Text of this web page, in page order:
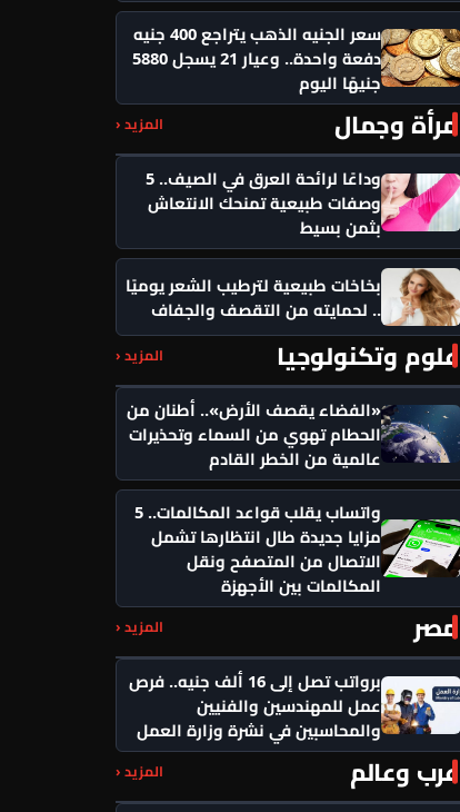
سعر الجنيه الذهب يتراجع 400 جنيه
دفعة واحدة.. وعيار 21 يسجل 5880
جنيهًا اليوم
مرأة وجمال المزيد ‹
وداعًا لرائحة العرق في الصيف.. 5
وصفات طبيعية تمنحك الانتعاش
بثمن بسيط
بخاخات طبيعية لترطيب الشعر يوميًا
.. لحمايته من التقصف والجفاف
علوم وتكنولوجيا المزيد ‹
«الفضاء يقصف الأرض».. أطنان من
الحطام تهوي من السماء وتحذيرات
عالمية من الخطر القادم
واتساب يقلب قواعد المكالمات.. 5
مزايا جديدة طال انتظارها تشمل
الاتصال من المتصفح ونقل
المكالمات بين الأجهزة
مصر المزيد ‹
برواتب تصل إلى 16 ألف جنيه.. فرص
عمل للمهندسين والفنيين
والمحاسبين في نشرة وزارة العمل
عرب وعالم المزيد ‹